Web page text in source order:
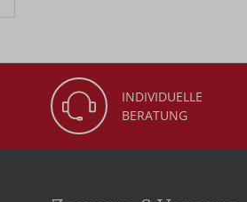
INDIVIDUELLE
BERATUNG